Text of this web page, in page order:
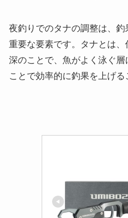
夜釣りでのタナの調整は、釣
重要な要素です。タナとは
深のことで、魚がよく泳ぐ層
ことで効率的に釣果を上げる